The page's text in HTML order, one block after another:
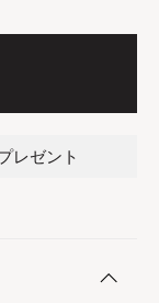
レゼント